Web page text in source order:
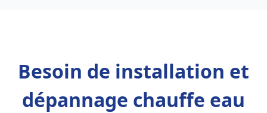
Besoin de installation et
dépannage chauffe eau